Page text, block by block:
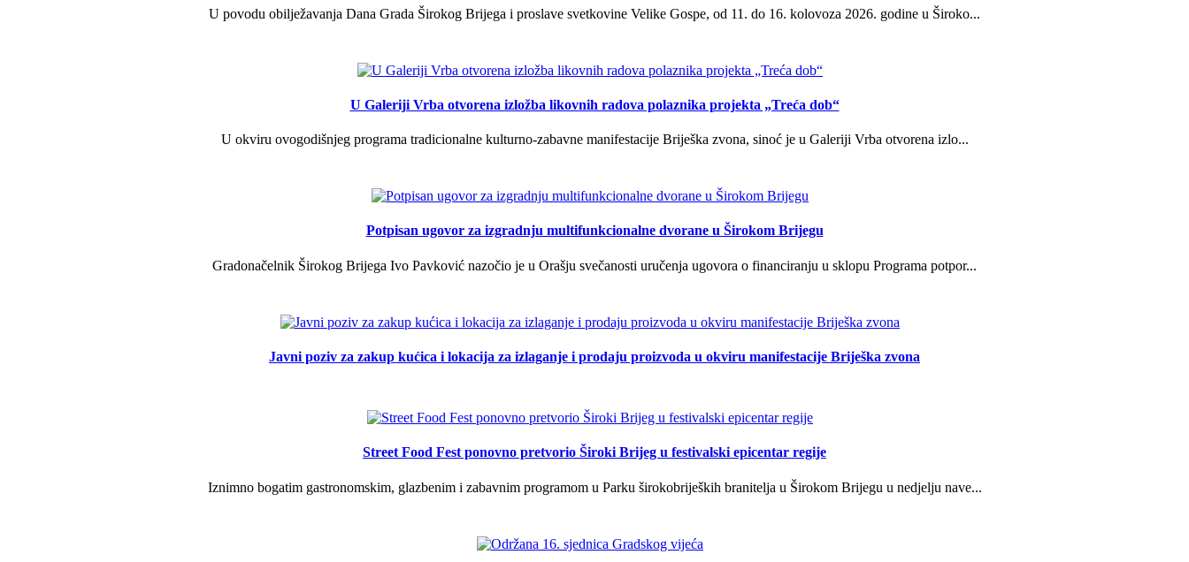
U povodu obilježavanja Dana Grada Širokog Brijega i proslave svetkovine Velike Gospe, od 11. do 16. kolovoza 2026. godine u Široko...
U Galeriji Vrba otvorena izložba likovnih radova polaznika projekta „Treća dob“
U okviru ovogodišnjeg programa tradicionalne kulturno-zabavne manifestacije Briješka zvona, sinoć je u Galeriji Vrba otvorena izlo...
Potpisan ugovor za izgradnju multifunkcionalne dvorane u Širokom Brijegu
Gradonačelnik Širokog Brijega Ivo Pavković nazočio je u Orašju svečanosti uručenja ugovora o financiranju u sklopu Programa potpor...
Javni poziv za zakup kućica i lokacija za izlaganje i prodaju proizvoda u okviru manifestacije Briješka zvona
Street Food Fest ponovno pretvorio Široki Brijeg u festivalski epicentar regije
Iznimno bogatim gastronomskim, glazbenim i zabavnim programom u Parku širokobrijeških branitelja u Širokom Brijegu u nedjelju nave...